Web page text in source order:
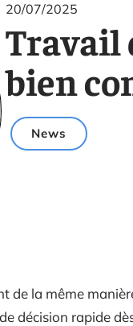
20/07/2025
Travail
bien
News
de la même
décision rapide